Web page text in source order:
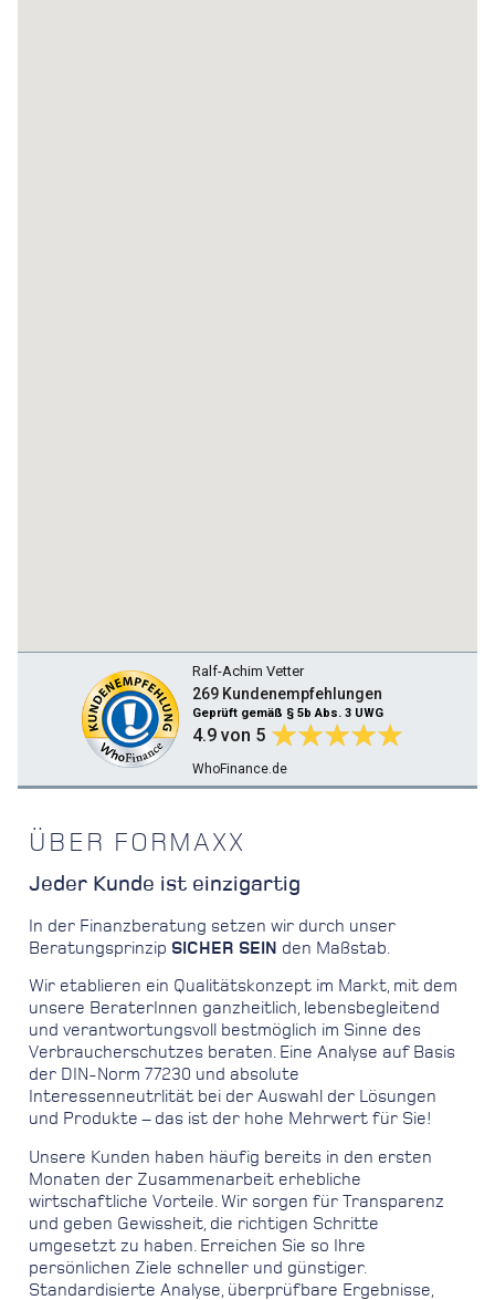
Ralf-Achim Vetter
269 Kundenempfehlungen
Geprüft gemäß § 5b Abs. 3 UWG
4.9 von 5
WhoFinance.de
ÜBER FORMAXX
Jeder Kunde ist einzigartig
In der Finanzberatung setzen wir durch unser
Beratungsprinzip SICHER SEIN den Maßstab.
Wir etablieren ein Qualitätskonzept im Markt, mit dem
unsere BeraterInnen ganzheitlich, lebensbegleitend
und verantwortungsvoll bestmöglich im Sinne des
Verbraucherschutzes beraten. Eine Analyse auf Basis
der DIN-Norm 77230 und absolute
Interessenneutrlität bei der Auswahl der Lösungen
und Produkte – das ist der hohe Mehrwert für Sie!
Unsere Kunden haben häufig bereits in den ersten
Monaten der Zusammenarbeit erhebliche
wirtschaftliche Vorteile. Wir sorgen für Transparenz
und geben Gewissheit, die richtigen Schritte
umgesetzt zu haben. Erreichen Sie so Ihre
persönlichen Ziele schneller und günstiger.
Standardisierte Analyse, überprüfbare Ergebnisse,